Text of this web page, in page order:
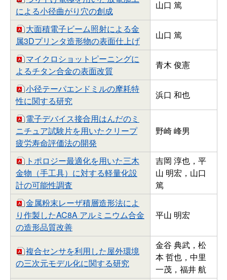
による小径曲がり穴の創成
山口 篤
大面積電子ビーム照射による金
属3Dプリンタ造形物の表面仕上げ
山口 篤
マイクロショットピーニングに
よるチタン合金の表面改質
青木 俊憲
小径テーパエンドミルの摩耗特
性に関する研究
浜口 和也
電子デバイス接合用はんだのミ
ニチュア試験片を用いたクリープ
疲労寿命評価法の開発
野崎 峰男
トポロジー最適化を用いた三木
金物（手工具）に対する軽量化設
計の可能性調査
吉岡 淳也，平
山 明宏，山口
篤
金属粉末レーザ積層造形法によ
り作製したAC8A アルミニウム合金
の造形品質改善
平山 明宏
複合センサを利用した屋外環境
の三次元モデル化に関する研究
金谷 典武，松
本 哲也，中里
一茂，福井 航